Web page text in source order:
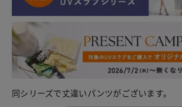
同シリーズで丈違いパンツがございます。